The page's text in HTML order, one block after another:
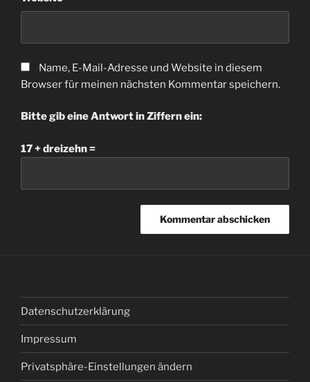
Name, E-Mail-Adresse und Website in diesem
Browser für meinen nächsten Kommentar speichern.
Bitte gib eine Antwort in Ziffern ein:
17 + dreizehn =
Datenschutzerklärung
Impressum
Privatsphäre-Einstellungen ändern